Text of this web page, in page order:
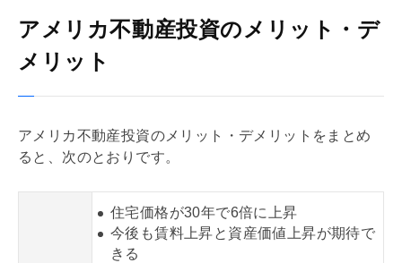
アメリカ不動産投資のメリット・デ
メリット
アメリカ不動産投資のメリット・デメリットをまとめ
ると、次のとおりです。
住宅価格が30年で6倍に上昇
今後も賃料上昇と資産価値上昇が期待で
きる